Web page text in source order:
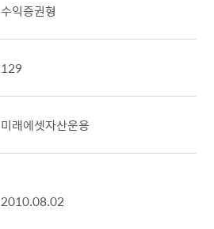
수익증권형
129
미래에셋자산운용
2010.08.02